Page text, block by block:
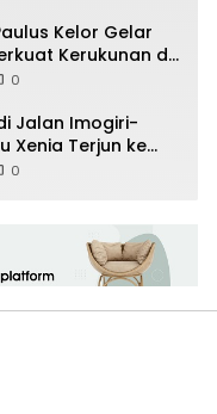
Kelor Gelar
Kerukunan di
0
Jalan Imogiri-
Xenia Terjun ke
0